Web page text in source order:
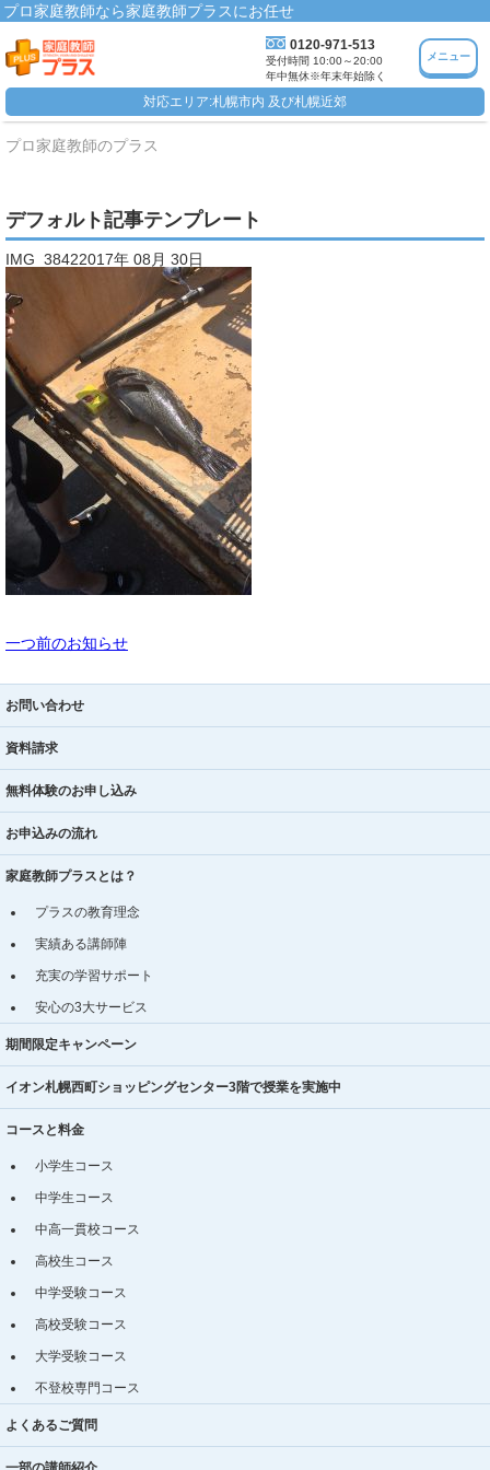
プロ家庭教師なら家庭教師プラスにお任せ
0120-971-513
受付時間 10:00～20:00
年中無休※年末年始除く
メニュー
対応エリア:札幌市内 及び札幌近郊
プロ家庭教師のプラス
デフォルト記事テンプレート
IMG_38422017年 08月 30日
一つ前のお知らせ
お問い合わせ
資料請求
無料体験のお申し込み
お申込みの流れ
家庭教師プラスとは？
プラスの教育理念
実績ある講師陣
充実の学習サポート
安心の3大サービス
期間限定キャンペーン
イオン札幌西町ショッピングセンター3階で授業を実施中
コースと料金
小学生コース
中学生コース
中高一貫校コース
高校生コース
中学受験コース
高校受験コース
大学受験コース
不登校専門コース
よくあるご質問